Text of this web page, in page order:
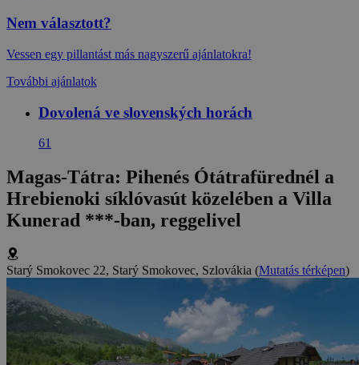
Nem választott?
Vessen egy pillantást más nagyszerű ajánlatokra!
További ajánlatok
Dovolená ve slovenských horách
61
Magas-Tátra: Pihenés Ótátrafürednél a
Hrebienoki síklóvasút közelében a Villa
Kunerad ***-ban, reggelivel
Starý Smokovec 22, Starý Smokovec, Szlovákia (Mutatás térképen)